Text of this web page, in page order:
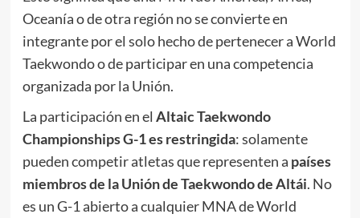
Oceanía o de otra región no se convierte en
integrante por el solo hecho de pertenecer a World
Taekwondo o de participar en una competencia
organizada por la Unión.
La participación en el Altaic Taekwondo
Championships G-1 es restringida: solamente
pueden competir atletas que representen a países
miembros de la Unión de Taekwondo de Altái. No
es un G-1 abierto a cualquier MNA de World